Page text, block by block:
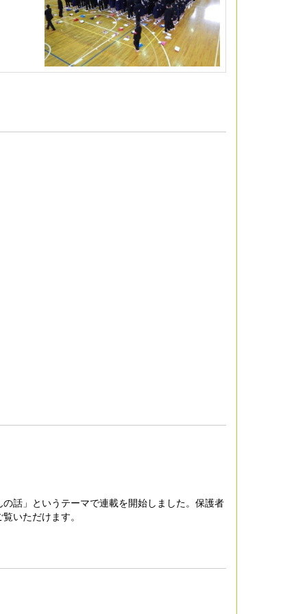
話」というテーマで連載を開始しました。保護者
いただけます。